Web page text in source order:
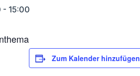
- 15:00
Zum Kalender hinzufügen